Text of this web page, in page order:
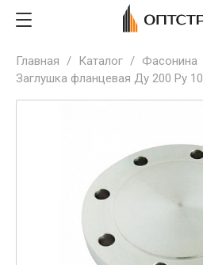
Главная / Каталог / Фасонина
Заглушка фланцевая Ду 200 Ру 10